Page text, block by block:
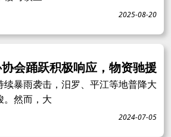
2025-08-20
会踊跃积极响应，物资驰援
暴雨袭击，汨罗、平江等地普降大
。然而，大
2024-07-05